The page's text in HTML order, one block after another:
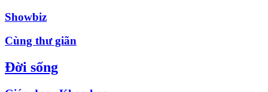
Showbiz
Cùng thư giãn
Đời sống